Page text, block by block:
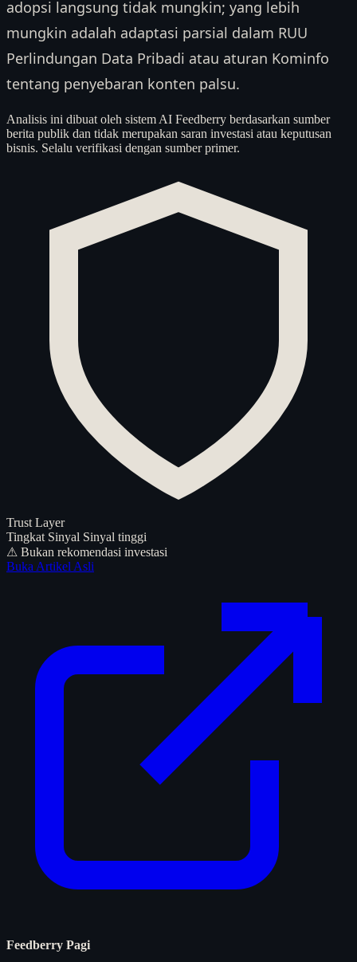
adopsi langsung tidak mungkin; yang lebih
mungkin adalah adaptasi parsial dalam RUU
Perlindungan Data Pribadi atau aturan Kominfo
tentang penyebaran konten palsu.
Analisis ini dibuat oleh sistem AI Feedberry berdasarkan sumber
berita publik dan tidak merupakan saran investasi atau keputusan
bisnis. Selalu verifikasi dengan sumber primer.
Trust Layer
Tingkat Sinyal Sinyal tinggi
⚠ Bukan rekomendasi investasi
Buka Artikel Asli
Feedberry Pagi